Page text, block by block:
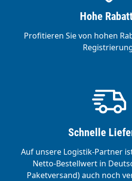
Hohe
Profitieren Sie von hohen
Schnelle
Auf unsere Logistik-Partner
Netto-Bestellwert in
Paketversand) auch noch